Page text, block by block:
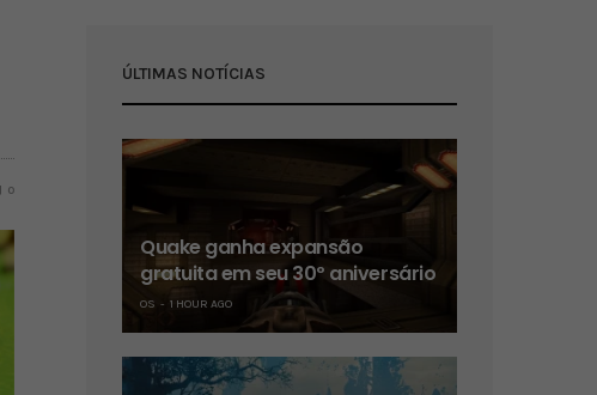
0
ÚLTIMAS NOTÍCIAS
Quake ganha expansão
gratuita em seu 30º aniversário
OS 1 HOUR AGO